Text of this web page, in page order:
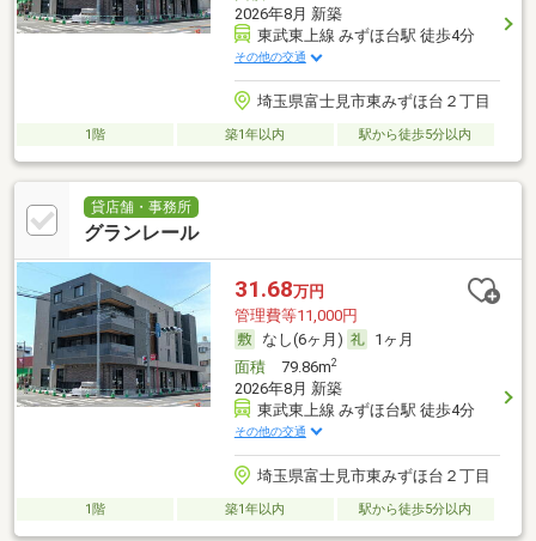
2026年8月 新築
東武東上線 みずほ台駅 徒歩4分
その他の交通
埼玉県富士見市東みずほ台２丁目
1階 築1年以内 駅から徒歩5分以内
貸店舗・事務所
グランレール
31.68万円
管理費等11,000円
なし(6ヶ月)
1ヶ月
面積79.86m2
2026年8月 新築
東武東上線 みずほ台駅 徒歩4分
その他の交通
埼玉県富士見市東みずほ台２丁目
1階 築1年以内 駅から徒歩5分以内